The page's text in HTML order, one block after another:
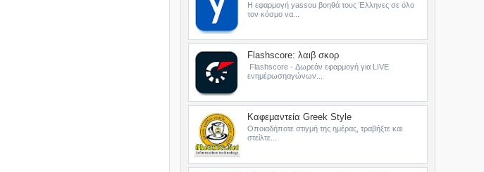
Η εφαρμογή yassou βοηθά τους Έλληνες σε όλο
τον κόσμο να...
Flashscore: λαιβ σκορ
Flashscore - Δωρεάν εφαρμογή για LIVE
ενημέρωσηαγώνων...
Καφεμαντεία Greek Style
Οποιαδήποτε στιγμή της ημέρας, τραβήξτε και
στείλτε...